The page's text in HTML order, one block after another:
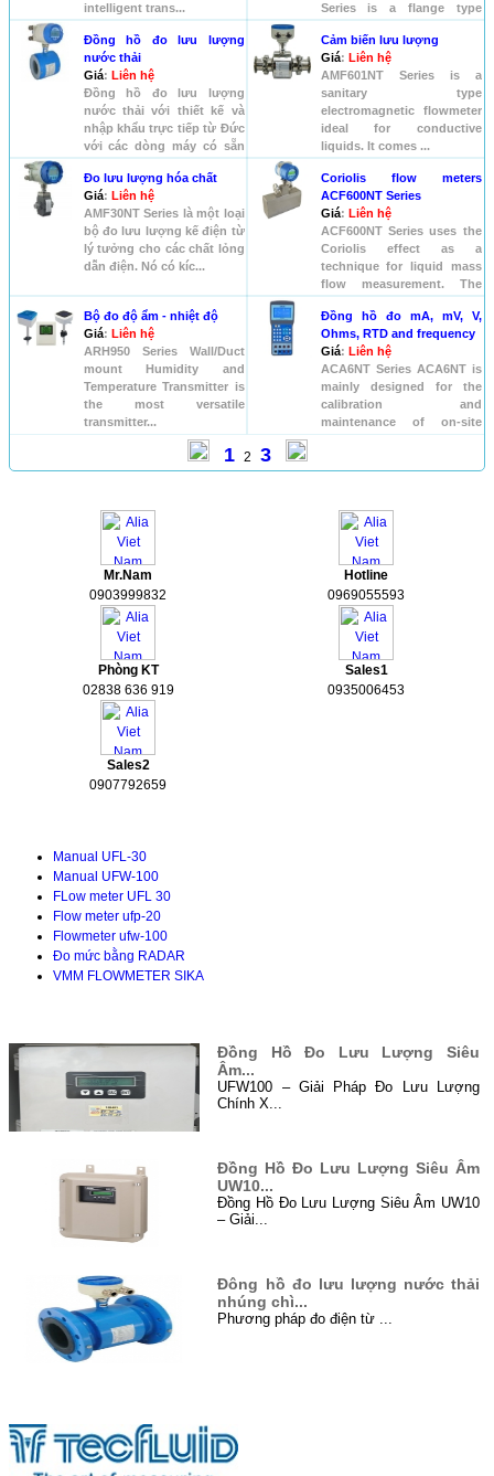
intelligent trans...
Series is a flange type
electr...
Đồng hồ đo lưu lượng
nước thải
Giá: Liên hệ
Đồng hồ đo lưu lượng
nước thải với thiết kế và
nhập khẩu trực tiếp từ Đức
với các dòng máy có sẵn
nh...
Cảm biến lưu lượng
Giá: Liên hệ
AMF601NT Series is a
sanitary type
electromagnetic flowmeter
ideal for conductive
liquids. It comes ...
Đo lưu lượng hóa chất
Giá: Liên hệ
AMF30NT Series là một loại
bộ đo lưu lượng kế điện từ
lý tưởng cho các chất lỏng
dẫn điện. Nó có kíc...
Coriolis flow meters
ACF600NT Series
Giá: Liên hệ
ACF600NT Series uses the
Coriolis effect as a
technique for liquid mass
flow measurement. The
ACF60...
Bộ đo độ ẩm - nhiệt độ
Giá: Liên hệ
ARH950 Series Wall/Duct
mount Humidity and
Temperature Transmitter is
the most versatile
transmitter...
Đồng hồ đo mA, mV, V,
Ohms, RTD and frequency
Giá: Liên hệ
ACA6NT Series ACA6NT is
mainly designed for the
calibration and
maintenance of on-site
industrial t...
1 2 3
Mr.Nam
0903999832
Hotline
0969055593
Phòng KT
02838 636 919
Sales1
0935006453
Sales2
0907792659
Manual UFL-30
Manual UFW-100
FLow meter UFL 30
Flow meter ufp-20
Flowmeter ufw-100
Đo mức bằng RADAR
VMM FLOWMETER SIKA
Đồng Hồ Đo Lưu Lượng Siêu
Âm...
UFW100 – Giải Pháp Đo Lưu Lượng
Chính X...
Đồng Hồ Đo Lưu Lượng Siêu Âm
UW10...
Đồng Hồ Đo Lưu Lượng Siêu Âm UW10
– Giải...
Đông hồ đo lưu lượng nước thải
nhúng chì...
Phương pháp đo điện từ ...
Siêu âm là gì? Siêu âm là sóng cơ
học...